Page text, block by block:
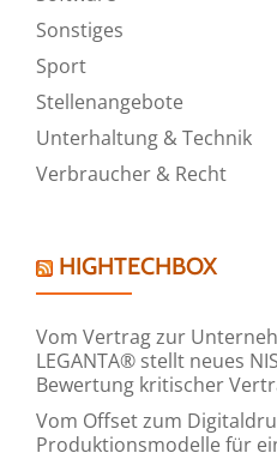
Sonstiges
Sport
Stellenangebote
Unterhaltung & Technik
Verbraucher & Recht
HIGHTECHBOX
Vom Vertrag zur
LEGANTA® stellt neues
Bewertung kritischer
Vom Offset zum
Produktionsmodelle für